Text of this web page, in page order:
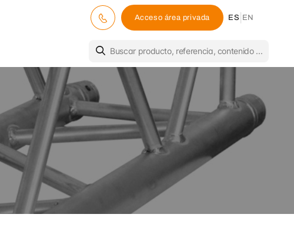
Acceso área privada ES EN